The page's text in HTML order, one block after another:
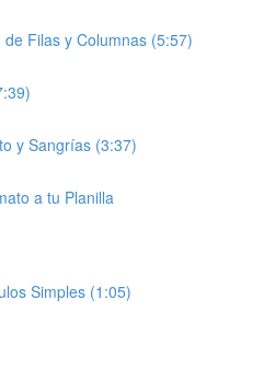
Filas y Columnas (5:57)
y Sangrías (3:37)
a tu Planilla
Simples (1:05)